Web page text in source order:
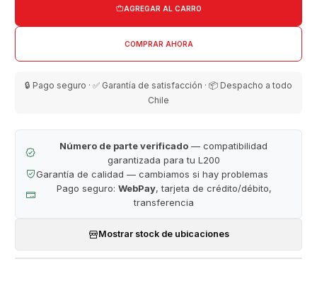
AGREGAR AL CARRO
COMPRAR AHORA
🔒 Pago seguro · ✅ Garantía de satisfacción · 📦 Despacho a todo
Chile
Número de parte verificado — compatibilidad
garantizada para tu L200
Garantía de calidad — cambiamos si hay problemas
Pago seguro: WebPay, tarjeta de crédito/débito,
transferencia
Mostrar stock de ubicaciones